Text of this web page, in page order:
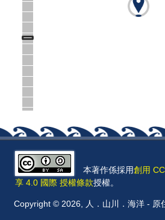
本著作係採用創用
享 4.0 國際 授權條款授權。
Copyright © 2026, 人．山川．海洋 - 原